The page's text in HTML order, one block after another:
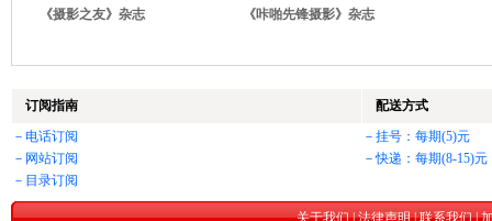
《摄影之友》杂志 《咔啪先锋摄影》杂志